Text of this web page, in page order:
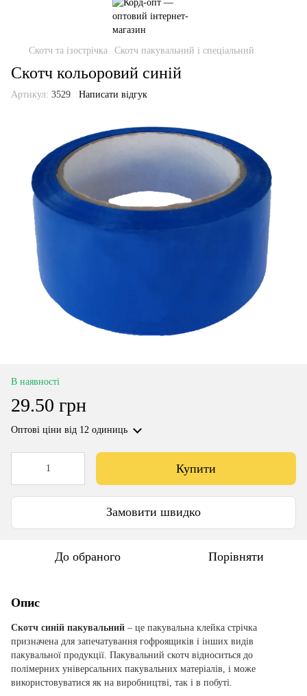
Скотч та ізострічка Скотч пакувальний і спеціальний
Скотч кольоровий синій
Артикул: 3529 Написати відгук
В наявності
29.50 грн
Оптові ціни від 12 одиниць
Купити
Замовити швидко
До обраного Порівняти
Опис
Скотч синій пакувальний – це пакувальна клейка стрічка
призначена для запечатування гофроящиків і інших видів
пакувальної продукції. Пакувальний скотч відноситься до
полімерних універсальних пакувальних матеріалів, і може
використовуватися як на виробництві, так і в побуті.